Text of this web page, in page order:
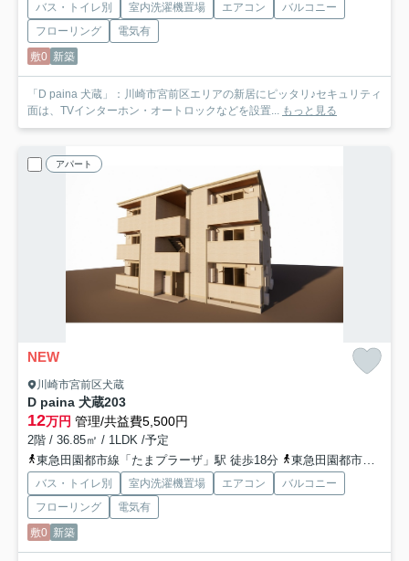
バス・トイレ別 室内洗濯機置場 エアコン
バルコニー
フローリング
電気有
敷0 新築
「D paina 犬蔵」：川崎市宮前区エリアの新居にピッタリ♪セキュリティ
面は、TVインターホン・オートロックなどを設置...
もっと見る
アパート
NEW
川崎市宮前区犬蔵
D paina 犬蔵203
12万円 管理/共益費5,500円
2階 / 36.85㎡ / 1LDK /予定
東急田園都市線「たまプラーザ」駅 徒歩18分
東急田園都市線「鷺沼」駅 徒歩25分
バス・トイレ別 室内洗濯機置場 エアコン
バルコニー
フローリング
電気有
敷0 新築